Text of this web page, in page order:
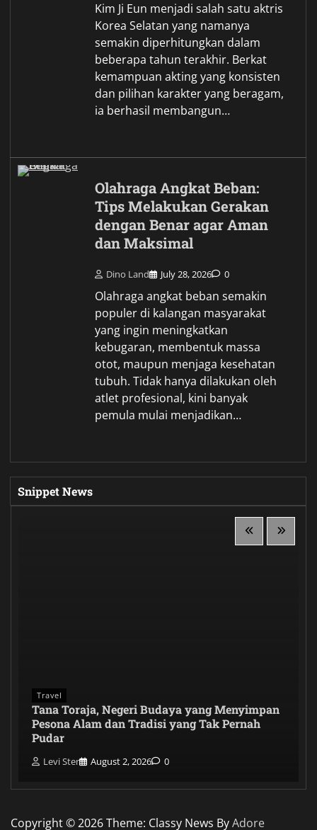
Kim Ji Eun menjadi salah satu aktris
Korea Selatan yang namanya
semakin diperhitungkan dalam
beberapa tahun terakhir. Berkat
kemampuan akting yang konsisten
dan pilihan karakter yang beragam,
ia berhasil membangun…
Olahraga Angkat Beban:
Tips Melakukan Gerakan
dengan Benar agar Aman
dan Maksimal
Dino Land July 28, 2026 0
Olahraga angkat beban semakin
populer di kalangan masyarakat
yang ingin meningkatkan
kebugaran, membentuk massa
otot, maupun menjaga kesehatan
tubuh. Tidak hanya dilakukan oleh
atlet profesional, kini banyak
pemula mulai menjadikan…
Snippet News
Travel
Tana Toraja, Negeri Budaya yang Menyimpan
Pesona Alam dan Tradisi yang Tak Pernah
Pudar
Levi Ster August 2, 2026 0
Copyright © 2026Theme: Classy News ByAdore